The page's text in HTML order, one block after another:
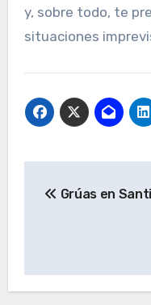
y, sobre todo, te
situaciones
Grúas en